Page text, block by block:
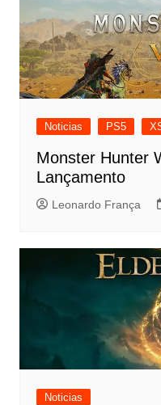
Noticias PS5
Monster Hunter
Lançamento
Leonardo França
Noticias